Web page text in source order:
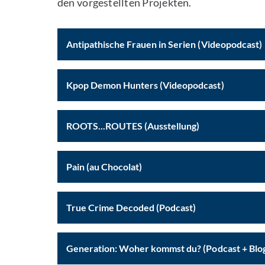
Antipathische Frauen in Serien (Videopodcast)
Kpop Demon Hunters (Videopodcast)
ROOTS...ROUTES (Ausstellung)
Pain (au Chocolat)
True Crime Decoded (Podcast)
Generation: Woher kommst du? (Podcast +